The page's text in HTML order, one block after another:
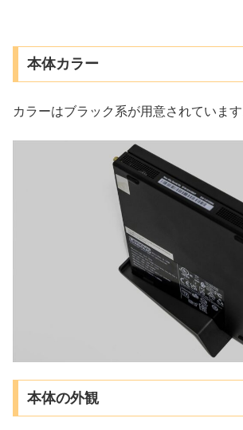
本体カラー
カラーはブラック系が用意されています
本体の外観